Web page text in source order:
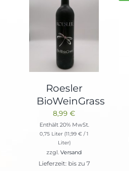
Roesler
BioWeinGrass
8,99€
Enthält 20% MwSt.
0,75 Liter (11,99€ / 1
Liter)
zzgl.Versand
Lieferzeit: bis zu 7